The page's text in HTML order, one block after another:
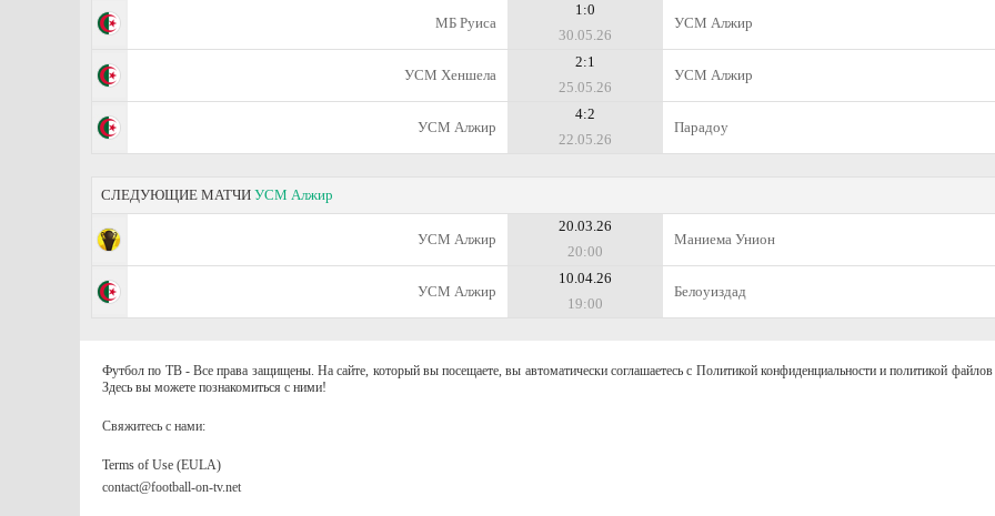
МБ Руиса
1:0
30.05.26
УСМ Алжир
УСМ Хеншела
2:1
25.05.26
УСМ Алжир
УСМ Алжир
4:2
22.05.26
Парадоу
СЛЕДУЮЩИЕ МАТЧИ УСМ Алжир
УСМ Алжир
20.03.26
20:00
Маниема Унион
УСМ Алжир
10.04.26
19:00
Белоуиздад
Футбол по ТВ - Все права защищены. На сайте, который вы посещаете, вы автоматически соглашаетесь с Политикой конфиденциальности и политикой
Здесь вы можете познакомиться с ними!
Свяжитесь с нами:
Terms of Use (EULA)
contact@football-on-tv.net